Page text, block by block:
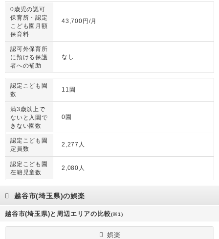
0歳児の認可
保育所・認定
こども園月額
保育料
43,700円/月
認可外保育所
に預ける保護
者への補助
なし
認定こども園
数
11園
満3歳以上で
ないと入園で
きない園数
0園
認定こども園
定員数
2,277人
認定こども園
在籍児童数
2,080人
越谷市(埼玉県)の娯楽
越谷市(埼玉県)と周辺エリアの比較(※1)
娯楽